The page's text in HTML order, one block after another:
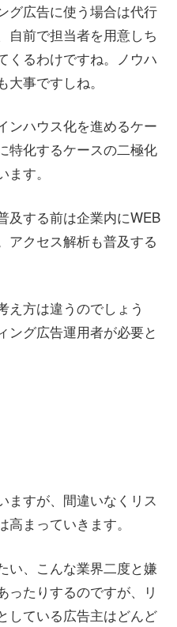
グ広告に使う場合は代行
自前で担当者を用意しち
くるわけですね。ノウハ
事ですしね。
ンハウス化を進めるケー
特化するケースの二極化
す。
及する前は企業内にWEB
アクセス解析も普及する
え方は違うのでしょう
ング広告運用者が必要と
ますが、間違いなくリス
まっていきます。
い、こんな業界二度と嫌
ったりするのですが、リ
している広告主はどんど